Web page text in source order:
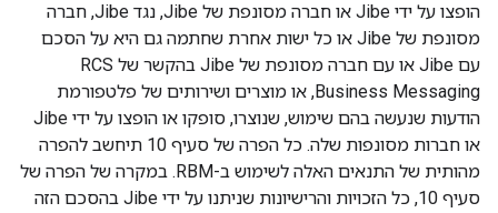
הופצו על ידי Jibe או חברה מסונפת של Jibe, נגד Jibe, חברה
מסונפת של Jibe או כל ישות אחרת שחתמה גם היא על הסכם
עם Jibe או עם חברה מסונפת של Jibe בהקשר של RCS
Business Messaging, או מוצרים ושירותים של פלטפורמת
הודעות שנעשה בהם שימוש, שנוצרו, סופקו או הופצו על ידי Jibe
או חברות מסונפות שלה. כל הפרה של סעיף 10 תיחשב להפרה
מהותית של התנאים האלה לשימוש ב-RBM. במקרה של הפרה של
סעיף 10, כל הזכויות והרישיונות שניתנו על ידי Jibe בהסכם הזה